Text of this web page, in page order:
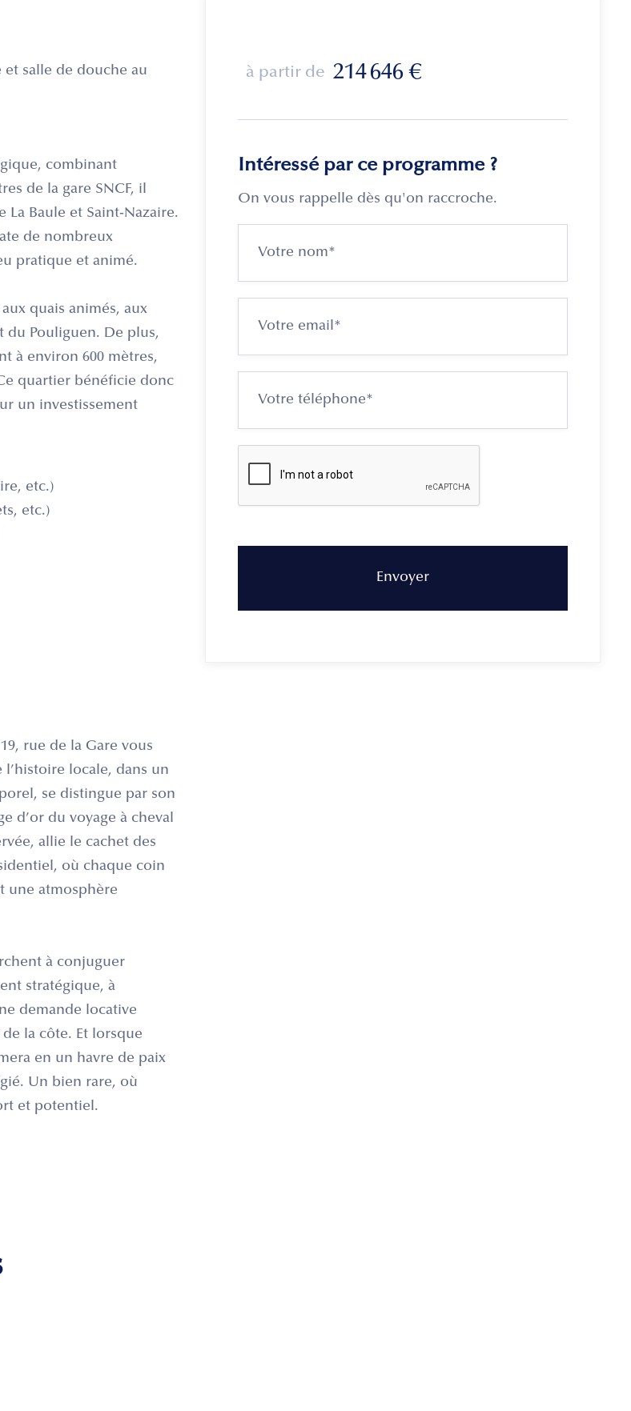
et salle de douche au
combinant
de la gare SNCF, il
Baule et Saint-Nazaire.
de nombreux
pratique et animé.
quais animés, aux
du Pouliguen. De plus,
à environ 600 mètres,
quartier bénéficie donc
un investissement
etc.)
etc.)
rue de la Gare vous
locale, dans un
se distingue par son
d’or du voyage à cheval
allie le cachet des
où chaque coin
une atmosphère
à conjuguer
stratégique, à
demande locative
la côte. Et lorsque
en un havre de paix
Un bien rare, où
et potentiel.
à partir de 214 646 €
Intéressé par ce programme ?
On vous rappelle dès qu'on raccroche.